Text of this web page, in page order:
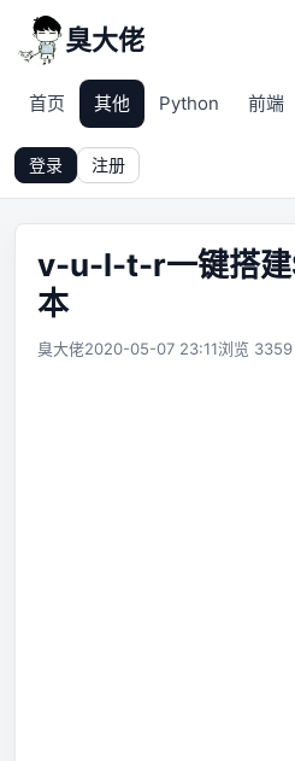
臭大佬
首页 其他 Python 前端
登录 注册
v-u-l-t-r一键搭
本
臭大佬2020-05-07 23:11浏览 3359